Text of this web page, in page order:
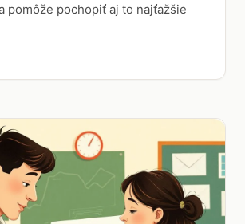
pomôže pochopiť aj to najťažšie